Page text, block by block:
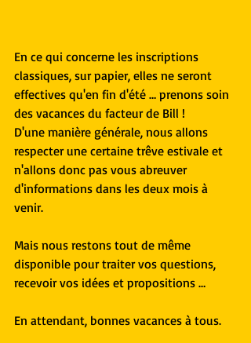
En ce qui concerne les inscriptions
classiques, sur papier, elles ne seront
effectives qu'en fin d'été … prenons soin
des vacances du facteur de Bill !
D'une manière générale, nous allons
respecter une certaine trêve estivale et
n'allons donc pas vous abreuver
d'informations dans les deux mois à
venir.
Mais nous restons tout de même
disponible pour traiter vos questions,
recevoir vos idées et propositions …
En attendant, bonnes vacances à tous.